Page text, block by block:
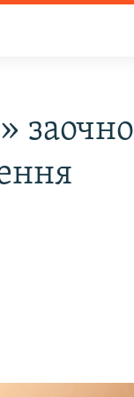
заочно